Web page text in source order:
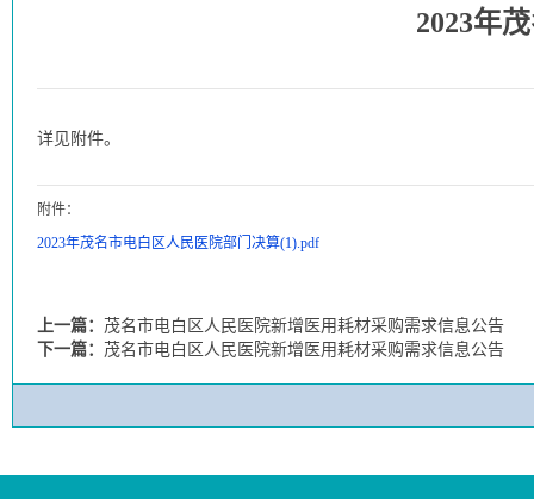
2023年
详见附件。
附件：
2023年茂名市电白区人民医院部门决算(1).pdf
上一篇： 茂名市电白区人民医院新增医用耗材采购需求信息公告
下一篇： 茂名市电白区人民医院新增医用耗材采购需求信息公告